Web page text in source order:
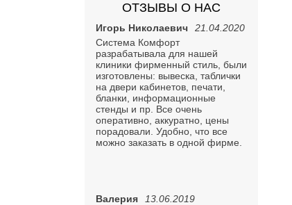
ОТЗЫВЫ О НАС
Игорь Николаевич
21.04.2020
Система Комфорт
разрабатывала для нашей
клиники фирменный стиль, были
изготовлены: вывеска, таблички
на двери кабинетов, печати,
бланки, информационные
стенды и пр. Все очень
оперативно, аккуратно, цены
порадовали. Удобно, что все
можно заказать в одной фирме.
Валерия
13.06.2019